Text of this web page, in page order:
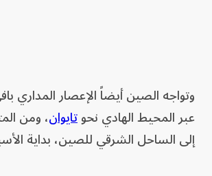
وتواجه الصين ​أيضاً الإعصار ⁠المداري
عبر المحيط الهادي نحوتايوان، ومن
إلى الساحل الشرقي للصين، بداية